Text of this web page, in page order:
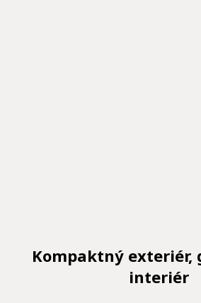
Kompaktný exteriér,
interiér